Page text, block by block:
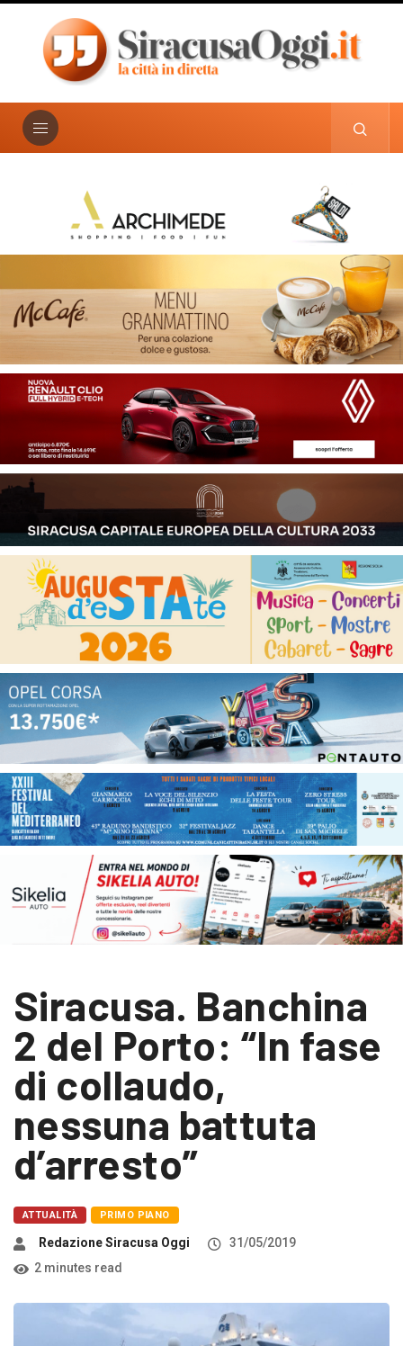
Siracusa. Banchina
2 del Porto: “In fase
di collaudo,
nessuna battuta
d’arresto”
ATTUALITÀ PRIMO PIANO
Redazione Siracusa Oggi
31/05/2019
2 minutes read